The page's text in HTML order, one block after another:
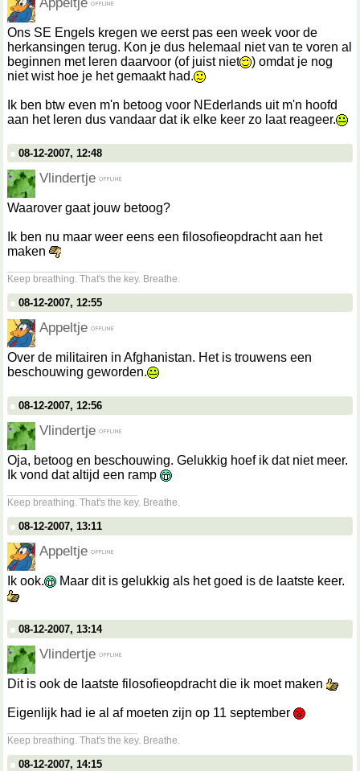
Ons SE Engels kregen we eerst pas een week voor de
herkansingen terug. Kon je dus helemaal niet van te voren al
beginnen met leren daarvoor (of juist niet
) omdat je nog
niet wist hoe je het gemaakt had.
Ik ben btw even m'n betoog voor NEderlands uit m'n hoofd
aan het leren dus vandaar dat ik elke keer zo laat reageer.
08-12-2007, 12:48
Vlindertje
Waarover gaat jouw betoog?
Ik ben nu maar weer eens een filosofieopdracht aan het
maken
Keep breathing. That's the key. Breathe.
08-12-2007, 12:55
Appeltje
Over de militairen in Afghanistan. Het is trouwens een
beschouwing geworden.
08-12-2007, 12:56
Vlindertje
Oja, betoog en beschouwing. Gelukkig hoef ik dat niet meer.
Ik vond dat altijd een ramp
Keep breathing. That's the key. Breathe.
08-12-2007, 13:11
Appeltje
Ik ook. Maar dit is gelukkig als het goed is de laatste keer.
08-12-2007, 13:14
Vlindertje
Dit is ook de laatste filosofieopdracht die ik moet maken
Eigenlijk had ie al af moeten zijn op 11 september
Keep breathing. That's the key. Breathe.
08-12-2007, 14:15